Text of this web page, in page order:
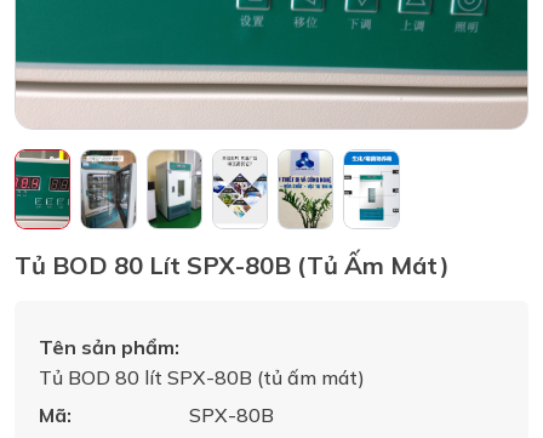
Tủ BOD 80 Lít SPX-80B (tủ Ấm Mát)
Tên sản phẩm:
Tủ BOD 80 lít SPX-80B (tủ ấm mát)
Mã:
SPX-80B